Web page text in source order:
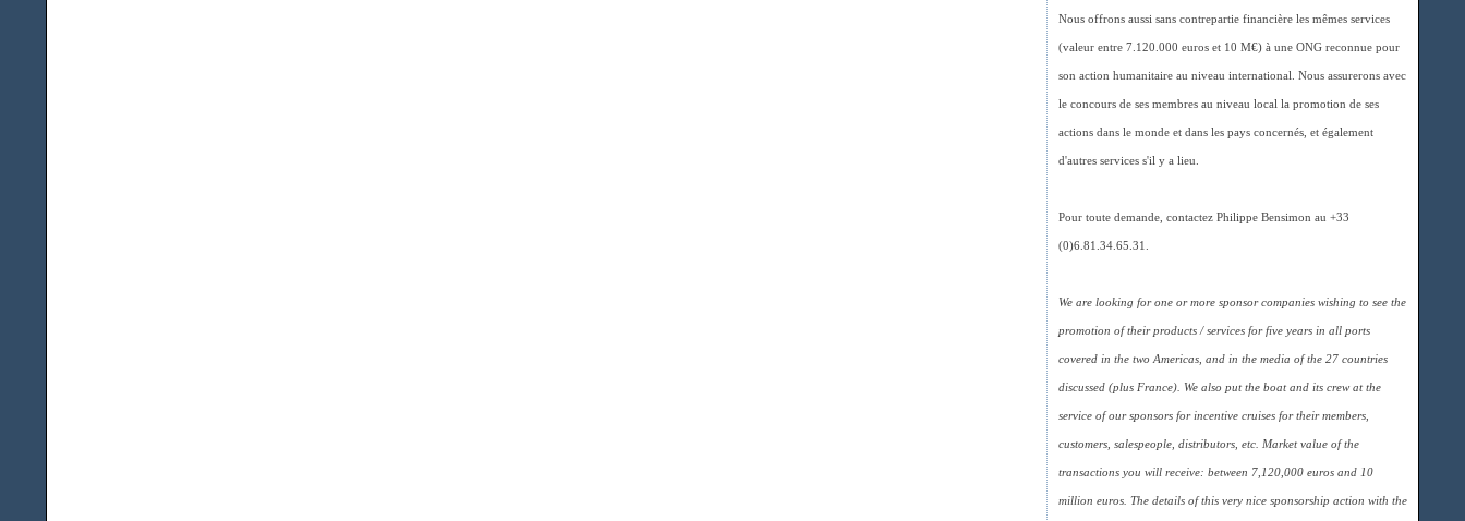
Nous offrons aussi sans contrepartie financière les mêmes services
(valeur entre 7.120.000 euros et 10 M€) à une ONG reconnue pour
son action humanitaire au niveau international. Nous assurerons avec
le concours de ses membres au niveau local la promotion de ses
actions dans le monde et dans les pays concernés, et également
d'autres services s'il y a lieu.
Pour toute demande, contactez Philippe Bensimon au +33
(0)6.81.34.65.31.
We are looking for one or more sponsor companies wishing to see the
promotion of their products / services for five years in all ports
covered in the two Americas, and in the media of the 27 countries
discussed (plus France). We also put the boat and its crew at the
service of our sponsors for incentive cruises for their members,
customers, salespeople, distributors, etc. Market value of the
transactions you will receive: between 7,120,000 euros and 10
million euros. The details of this very nice sponsorship action with the